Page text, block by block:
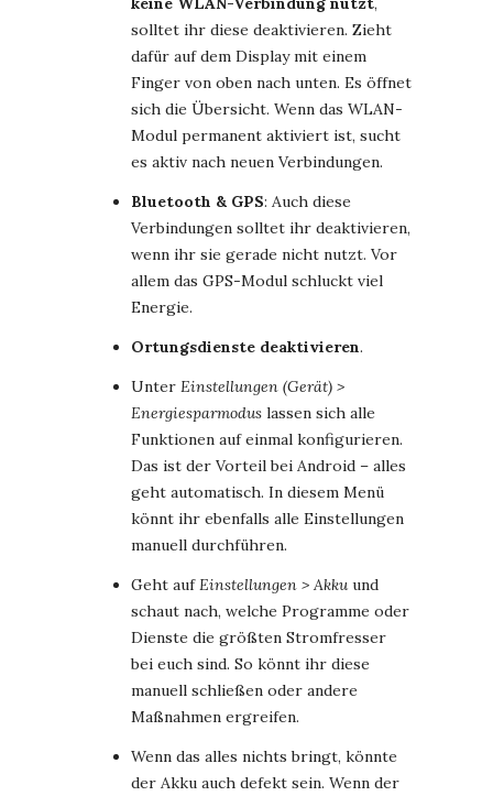
solltet ihr diese deaktivieren. Zieht
dafür auf dem Display mit einem
Finger von oben nach unten. Es öffnet
sich die Übersicht. Wenn das WLAN-
Modul permanent aktiviert ist, sucht
es aktiv nach neuen Verbindungen.
Bluetooth & GPS: Auch diese
Verbindungen solltet ihr deaktivieren,
wenn ihr sie gerade nicht nutzt. Vor
allem das GPS-Modul schluckt viel
Energie.
Ortungsdienste deaktivieren.
Unter Einstellungen (Gerät) >
Energiesparmodus lassen sich alle
Funktionen auf einmal konfigurieren.
Das ist der Vorteil bei Android – alles
geht automatisch. In diesem Menü
könnt ihr ebenfalls alle Einstellungen
manuell durchführen.
Geht aufEinstellungen > Akku und
schaut nach, welche Programme oder
Dienste die größten Stromfresser
bei euch sind. So könnt ihr diese
manuell schließen oder andere
Maßnahmen ergreifen.
Wenn das alles nichts bringt, könnte
der Akku auch defekt sein. Wenn der